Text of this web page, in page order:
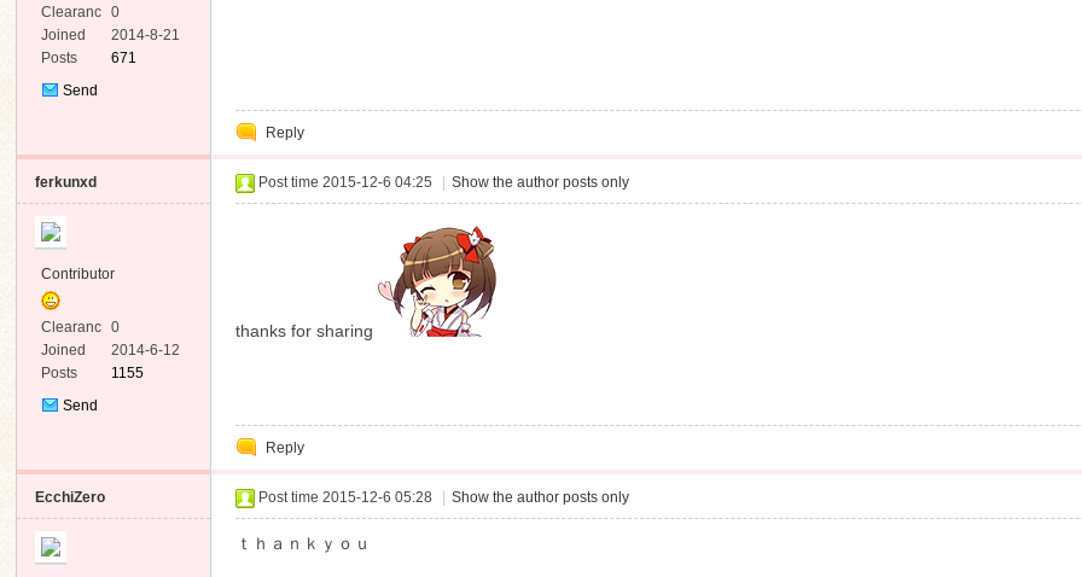
Clearanc
e
0
Joined
2014-8-21
Posts
671
Send
Reply
ferkunxd
Contributor
Clearanc
e
0
Joined
2014-6-12
Posts
1155
Send
Post time 2015-12-6 04:25 Show the author posts only
thanks for sharing
Reply
EcchiZero Post time 2015-12-6 05:28 Show the author posts only
ｔｈａｎｋｙｏｕ